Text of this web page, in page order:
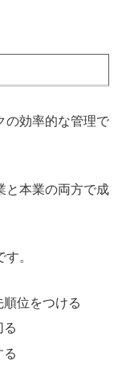
の効率的な管理で
と本業の両方で成
。
位をつける
る
る